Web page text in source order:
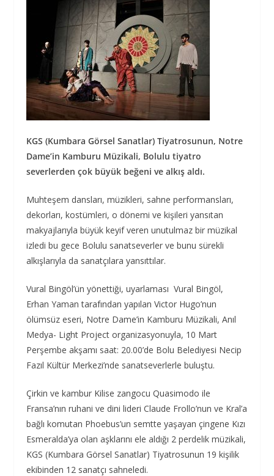
KGS (Kumbara Görsel Sanatlar) Tiyatrosunun, Notre
Dame’in Kamburu Müzikali, Bolulu tiyatro
severlerden çok büyük beğeni ve alkış aldı.
Muhteşem dansları, müzikleri, sahne performansları,
dekorları, kostümleri, o dönemi ve kişileri yansıtan
makyajlarıyla büyük keyif veren unutulmaz bir müzikal
izledi bu gece Bolulu sanatseverler ve bunu sürekli
alkışlarıyla da sanatçılara yansıttılar.
Vural Bingöl’ün yönettiği, uyarlaması Vural Bingöl,
Erhan Yaman tarafından yapılan Victor Hugo’nun
ölümsüz eseri, Notre Dame’in Kamburu Müzikali, Anıl
Medya- Light Project organizasyonuyla, 10 Mart
Perşembe akşamı saat: 20.00’de Bolu Belediyesi Necip
Fazıl Kültür Merkezi’nde sanatseverlerle buluştu.
Çirkin ve kambur Kilise zangocu Quasimodo ile
Fransa’nın ruhani ve dini lideri Claude Frollo’nun ve Kral’a
bağlı komutan Phoebus’un semtte yaşayan çingene Kızı
Esmeralda’ya olan aşklarını ele aldığı 2 perdelik müzikali,
KGS (Kumbara Görsel Sanatlar) Tiyatrosunun 19 kişilik
ekibinden 12 sanatçı sahneledi.